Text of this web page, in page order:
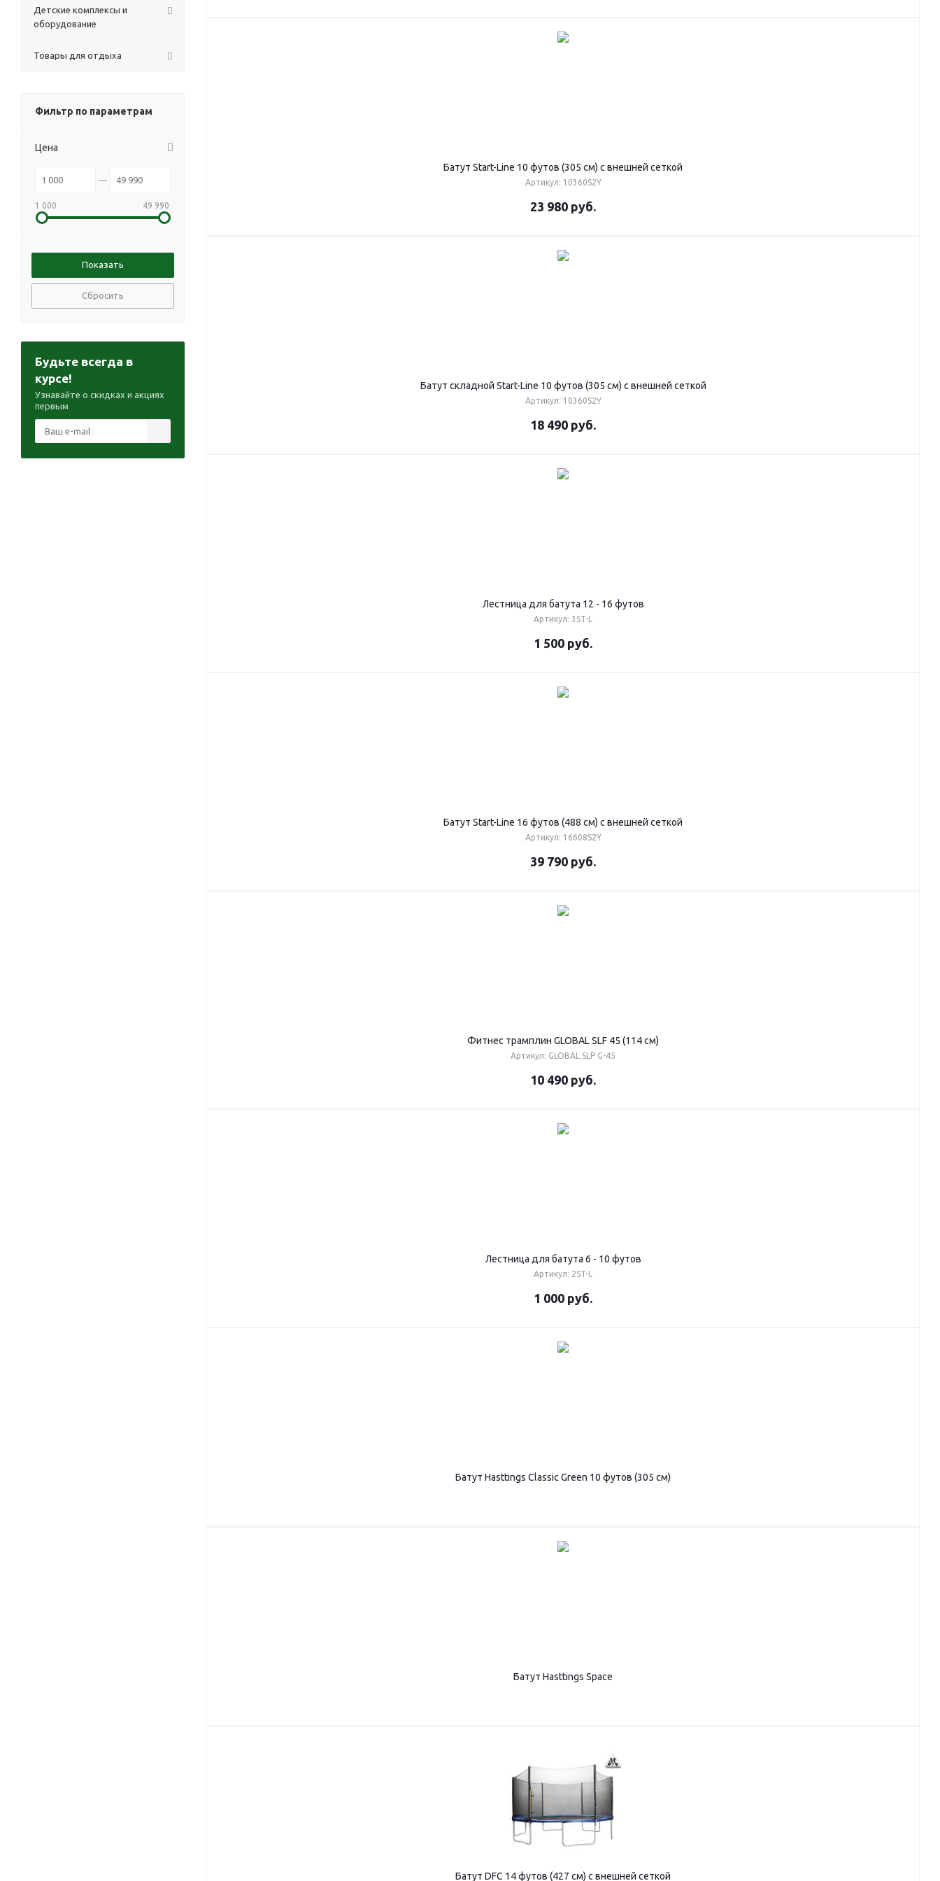
Батут Start-Line 10 футов (305 см) с внешней сеткой
Артикул: 10360S2Y
23 980 руб.
Батут складной Start-Line 10 футов (305 см) с внешней сеткой
Артикул: 10360S2Y
18 490 руб.
Лестница для батута 12 - 16 футов
Артикул: 3ST-L
1 500 руб.
Батут Start-Line 16 футов (488 см) с внешней сеткой
Артикул: 16608S2Y
39 790 руб.
Фитнес трамплин GLOBAL SLF 45 (114 см)
Артикул: GLOBAL SLP G-45
10 490 руб.
Лестница для батута 6 - 10 футов
Артикул: 2ST-L
1 000 руб.
Батут Hasttings Classic Green 10 футов (305 см)
Батут Hasttings Space
Батут DFC 14 футов (427 см) с внешней сеткой
Детские комплексы и
оборудование
Товары для отдыха
Фильтр по параметрам
Цена
1 000 49 990
Сбросить
Будьте всегда в
курсе!
Узнавайте о скидках и акциях
первым